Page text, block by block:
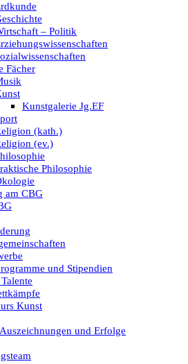
– Politik
Fächer
Kunstgalerie Jg.EF
(kath.)
(ev.)
Philosophie
am CBG
und Stipendien
Kunst
und Erfolge